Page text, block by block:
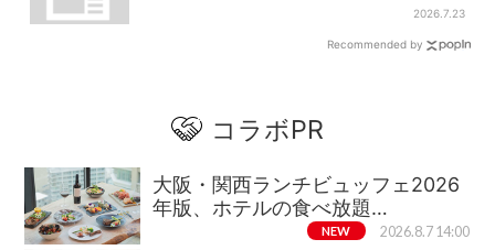
2026.7.23
Recommended by
コラボPR
大阪・関西ランチビュッフェ2026
年版、ホテルの食べ放題…
NEW 2026.8.7 14:00